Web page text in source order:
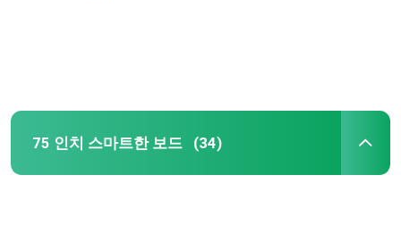
75 인치 스마트한 보드 (34)